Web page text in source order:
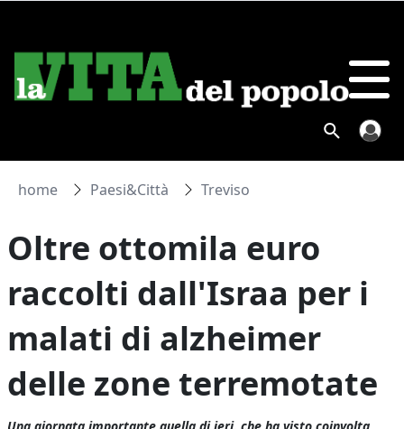
home Paesi&Città Treviso
Oltre ottomila euro
raccolti dall'Israa per i
malati di alzheimer
delle zone terremotate